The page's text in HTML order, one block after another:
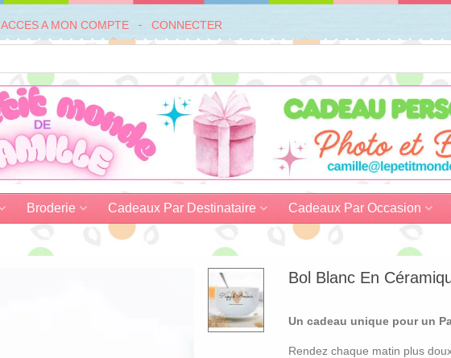
ACCES A MON COMPTE CONNECTER
Broderie Cadeaux Par Destinataire Cadeaux Par Occasion
Bol Blanc En
Un cadeau unique pour un
Rendez chaque matin plus